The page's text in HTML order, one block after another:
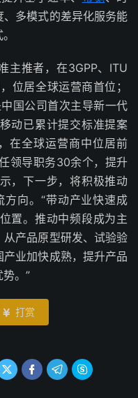
多模式的差异化服务能
主推者，在3GPP、ITU
位居全球运营商首位；
国公司首次主导新一代
动已累计提交标准提案
在全球运营商中位居前
领导职务30余个，提升
，下一步，将积极推动
向。“带动产业快速成
置。推动中频段成为主
产品原型研发、试验验
业加快成熟，提升产品
。”
 打赏
   